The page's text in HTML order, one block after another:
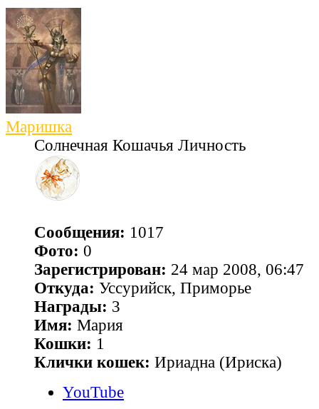
Маришка
Солнечная Кошачья Личность
Сообщения: 1017
Фото: 0
Зарегистрирован: 24 мар 2008, 06:47
Откуда: Уссурийск, Приморье
Награды: 3
Имя: Мария
Кошки: 1
Клички кошек: Ириадна (Ириска)
YouTube